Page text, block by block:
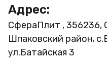
Адрес:
СфераПлит , 356236,
Шпаковский район,
ул.Батайская 3